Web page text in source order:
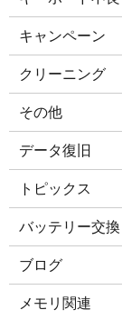
キャンペーン
クリーニング
その他
データ復旧
トピックス
バッテリー交換
ブログ
メモリ関連